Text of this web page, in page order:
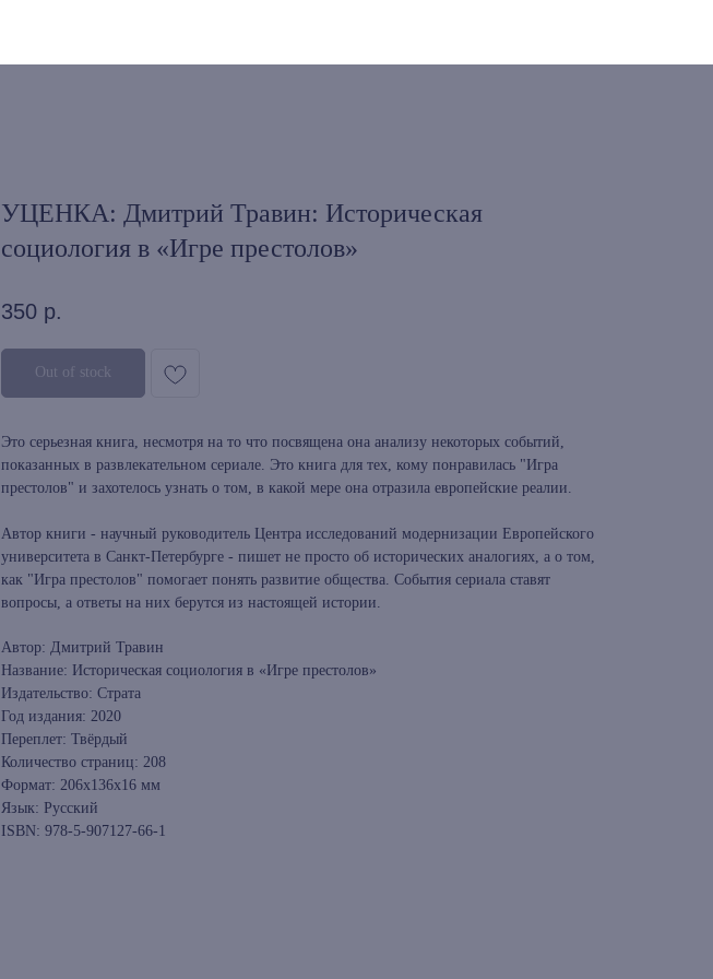
УЦЕНКА: Дмитрий Травин: Историческая
социология в «Игре престолов»
350 р.
Out of stock
Это серьезная книга, несмотря на то что посвящена она анализу некоторых событий,
показанных в развлекательном сериале. Это книга для тех, кому понравилась "Игра
престолов" и захотелось узнать о том, в какой мере она отразила европейские реалии.
Автор книги - научный руководитель Центра исследований модернизации Европейского
университета в Санкт-Петербурге - пишет не просто об исторических аналогиях, а о том,
как "Игра престолов" помогает понять развитие общества. События сериала ставят
вопросы, а ответы на них берутся из настоящей истории.
Автор: Дмитрий Травин
Название: Историческая социология в «Игре престолов»
Издательство: Страта
Год издания: 2020
Переплет: Твёрдый
Количество страниц: 208
Формат: 206x136x16 мм
Язык: Русский
ISBN: 978-5-907127-66-1